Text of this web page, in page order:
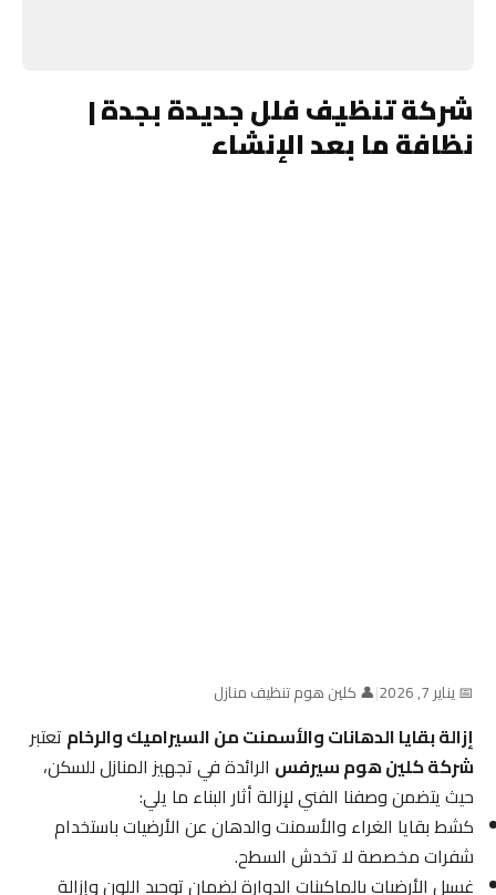
شركة تنظيف فلل جديدة بجدة |
نظافة ما بعد الإنشاء
📅 يناير 7, 2026 |👤 كلين هوم تنظيف منازل
إزالة بقايا الدهانات والأسمنت من السيراميك والرخامتعتبر
شركة كلين هوم سيرفسالرائدة في تجهيز المنازل للسكن،
حيث يتضمن وصفنا الفني لإزالة أثار البناء ما يلي:
كشط بقايا الغراء والأسمنت والدهان عن الأرضيات باستخدام
شفرات مخصصة لا تخدش السطح.
غسيل الأرضيات بالماكينات الدوارة لضمان توحيد اللون وإزالة